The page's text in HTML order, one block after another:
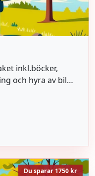
inkl.böcker,
och hyra av bil
Du sparar 1750 kr